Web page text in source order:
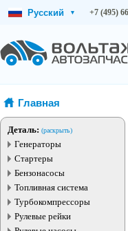
Русский ▾ +7 (495)
Главная
Деталь: (раскрыть)
Генераторы
Стартеры
Бензонасосы
Топливная система
Турбокомпрессоры
Рулевые рейки